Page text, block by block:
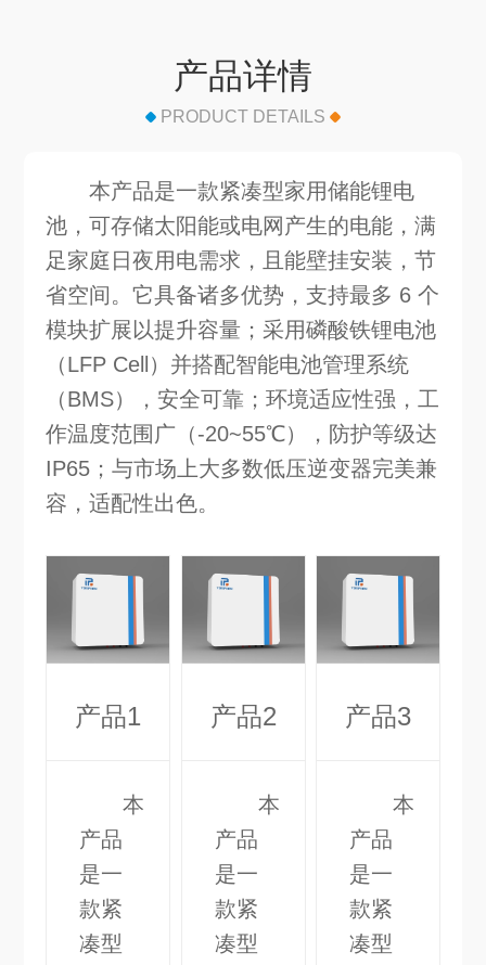
产品详情
PRODUCT DETAILS
本产品是一款紧凑型家用储能锂电
池，可存储太阳能或电网产生的电能，满
足家庭日夜用电需求，且能壁挂安装，节
省空间。它具备诸多优势，支持最多 6 个
模块扩展以提升容量；采用磷酸铁锂电池
（LFP Cell）并搭配智能电池管理系统
（BMS），安全可靠；环境适应性强，工
作温度范围广（-20~55℃），防护等级达
IP65；与市场上大多数低压逆变器完美兼
容，适配性出色。
产品1
本
产品
是一
款紧
凑型
产品2
本
产品
是一
款紧
凑型
产品3
本
产品
是一
款紧
凑型